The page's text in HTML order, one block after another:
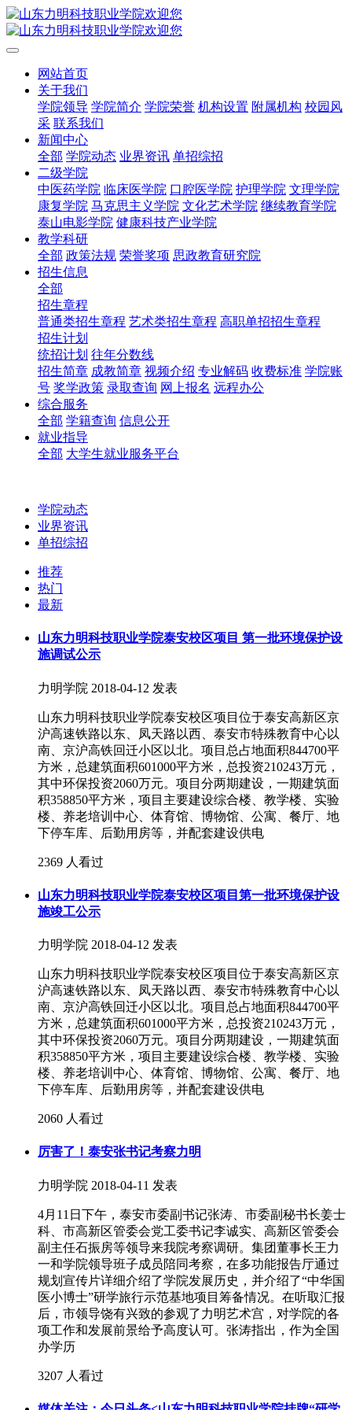
网站首页
关于我们
学院领导 学院简介 学院荣誉 机构设置 附属机构 校园风
采 联系我们
新闻中心
全部 学院动态 业界资讯 单招综招
二级学院
中医药学院 临床医学院 口腔医学院 护理学院 文理学院
康复学院 马克思主义学院 文化艺术学院 继续教育学院
泰山电影学院 健康科技产业学院
教学科研
全部 政策法规 荣誉奖项 思政教育研究院
招生信息
全部
招生章程
普通类招生章程 艺术类招生章程 高职单招招生章程
招生计划
统招计划 往年分数线
招生简章 成教简章 视频介绍 专业解码 收费标准 学院账
号 奖学政策 录取查询 网上报名 远程办公
综合服务
全部 学籍查询 信息公开
就业指导
全部 大学生就业服务平台
学院动态
业界资讯
单招综招
推荐
热门
最新
山东力明科技职业学院泰安校区项目 第一批环境保护设
施调试公示
力明学院 2018-04-12 发表
山东力明科技职业学院泰安校区项目位于泰安高新区京
沪高速铁路以东、凤天路以西、泰安市特殊教育中心以
南、京沪高铁回迁小区以北。项目总占地面积844700平
方米，总建筑面积601000平方米，总投资210243万元，
其中环保投资2060万元。项目分两期建设，一期建筑面
积358850平方米，项目主要建设综合楼、教学楼、实验
楼、养老培训中心、体育馆、博物馆、公寓、餐厅、地
下停车库、后勤用房等，并配套建设供电
2369 人看过
山东力明科技职业学院泰安校区项目第一批环境保护设
施竣工公示
力明学院 2018-04-12 发表
山东力明科技职业学院泰安校区项目位于泰安高新区京
沪高速铁路以东、凤天路以西、泰安市特殊教育中心以
南、京沪高铁回迁小区以北。项目总占地面积844700平
方米，总建筑面积601000平方米，总投资210243万元，
其中环保投资2060万元。项目分两期建设，一期建筑面
积358850平方米，项目主要建设综合楼、教学楼、实验
楼、养老培训中心、体育馆、博物馆、公寓、餐厅、地
下停车库、后勤用房等，并配套建设供电
2060 人看过
厉害了！泰安张书记考察力明
力明学院 2018-04-11 发表
4月11日下午，泰安市委副书记张涛、市委副秘书长姜士
科、市高新区管委会党工委书记李诚实、高新区管委会
副主任石振房等领导来我院考察调研。集团董事长王力
一和学院领导班子成员陪同考察，在多功能报告厅通过
规划宣传片详细介绍了学院发展历史，并介绍了“中华国
医小博士”研学旅行示范基地项目筹备情况。在听取汇报
后，市领导饶有兴致的参观了力明艺术宫，对学院的各
项工作和发展前景给予高度认可。张涛指出，作为全国
办学历
3207 人看过